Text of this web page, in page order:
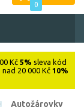
0
Kč 5% sleva kód
nad 20 000 Kč 10%
Autožárovky